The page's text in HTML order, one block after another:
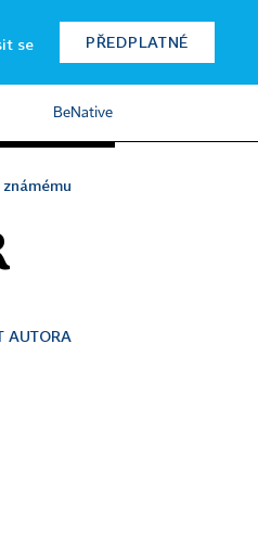
se PŘEDPLATNÉ
BeNative
AUTORA